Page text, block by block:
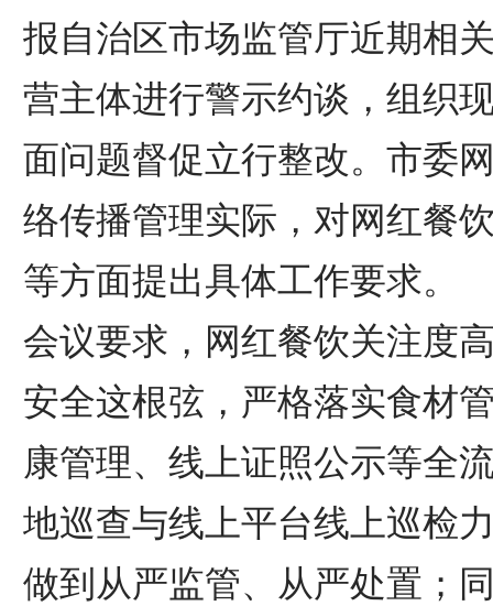
报自治区市场监管厅近期相
营主体进行警示约谈，组织
面问题督促立行整改。市委
络传播管理实际，对网红餐
等方面提出具体工作要求。
会议要求，网红餐饮关注度
安全这根弦，严格落实食材
康管理、线上证照公示等全
地巡查与线上平台线上巡检
做到从严监管、从严处置；